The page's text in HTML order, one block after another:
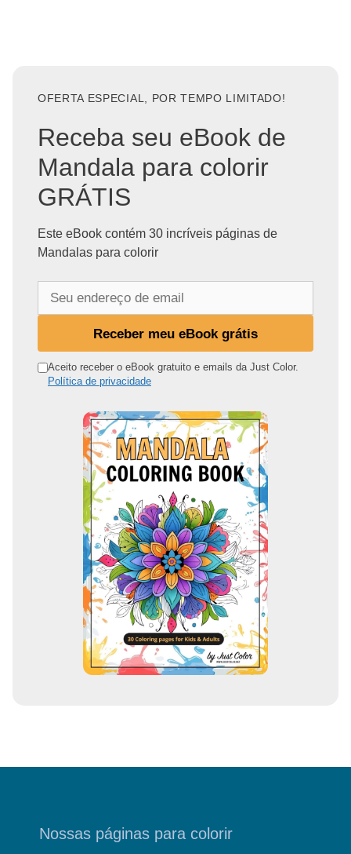
OFERTA ESPECIAL, POR TEMPO LIMITADO!
Receba seu eBook de
Mandala para colorir
GRÁTIS
Este eBook contém 30 incríveis páginas de
Mandalas para colorir
n
Receber meu eBook grátis
Aceito receber o eBook gratuito e emails da Just Color.
Política de privacidade
Nossas páginas para colorir